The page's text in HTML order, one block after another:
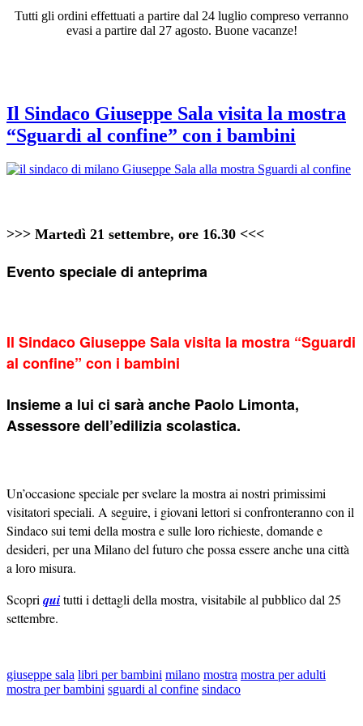
Tutti gli ordini effettuati a partire dal 24 luglio compreso verranno
evasi a partire dal 27 agosto. Buone vacanze!
Il Sindaco Giuseppe Sala visita la mostra
“Sguardi al confine” con i bambini
>>> Martedì 21 settembre, ore 16.30 <<<
Evento speciale di anteprima
Il Sindaco Giuseppe Salavisita la mostra “Sguardi
al confine” con i bambini
Insieme a lui ci sarà anche Paolo Limonta,
Assessore dell’edilizia scolastica.
Un’occasione speciale per svelare la mostra ai nostri primissimi
visitatori speciali. A seguire, i giovani lettori si confronteranno con il
Sindaco sui temi della mostra e sulle loro richieste, domande e
desideri, per una Milano del futuro che possa essere anche una città
a loro misura.
Scopriquitutti i dettagli della mostra, visitabile al pubblico dal 25
settembre.
giuseppe sala libri per bambini milano mostra mostra per adulti
mostra per bambini sguardi al confine sindaco